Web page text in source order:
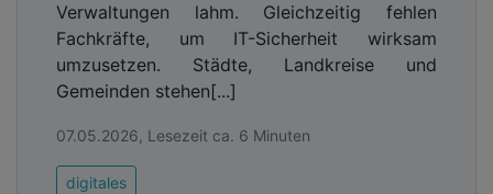
Verwaltungen lahm. Gleichzeitig fehlen
Fachkräfte, um IT-Sicherheit wirksam
umzusetzen. Städte, Landkreise und
Gemeinden stehen[...]
07.05.2026, Lesezeit ca. 6 Minuten
digitales